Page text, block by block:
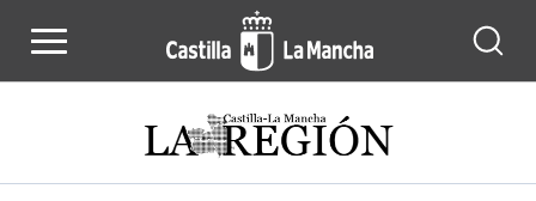
Actualidad de la región de Castilla-